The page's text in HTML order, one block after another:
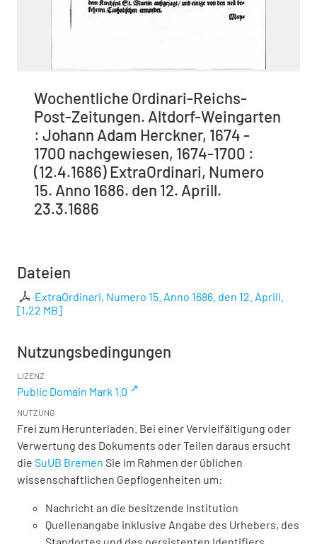
Wochentliche Ordinari-Reichs-
Post-Zeitungen. Altdorf-Weingarten
: Johann Adam Herckner, 1674 -
1700 nachgewiesen, 1674-1700 :
(12.4.1686) ExtraOrdinari, Numero
15. Anno 1686. den 12. Aprill.
23.3.1686
Dateien
ExtraOrdinari, Numero 15. Anno 1686. den 12. Aprill.
[1,22 MB]
Nutzungsbedingungen
LIZENZ
Public Domain Mark 1.0
NUTZUNG
Frei zum Herunterladen. Bei einer Vervielfältigung oder
Verwertung des Dokuments oder Teilen daraus ersucht
die SuUB Bremen Sie im Rahmen der üblichen
wissenschaftlichen Gepflogenheiten um:
Nachricht an die besitzende Institution
Quellenangabe inklusive Angabe des Urhebers, des